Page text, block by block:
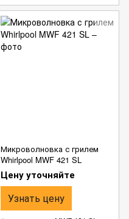
Микроволновка с грилем
Whirlpool MWF 421 SL
Цену уточняйте
Узнать цену